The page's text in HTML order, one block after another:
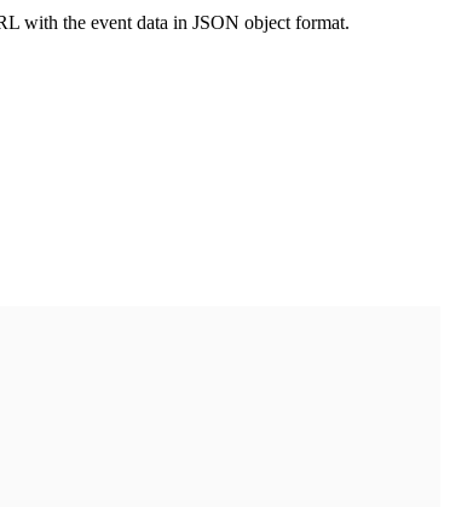
with the event data in JSON object format.